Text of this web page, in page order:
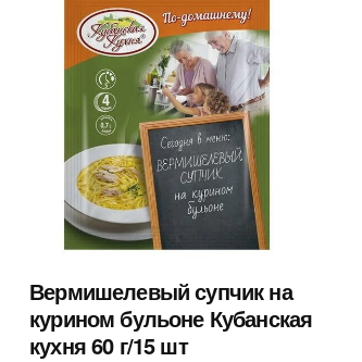
Вермишелевый супчик на
курином бульоне Кубанская
кухня 60 г/15 шт